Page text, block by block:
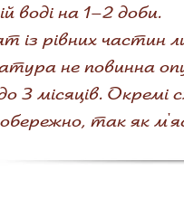
воді на 1–2 доби.
із рівних частин
не повинна
місяців. Окремі
так як